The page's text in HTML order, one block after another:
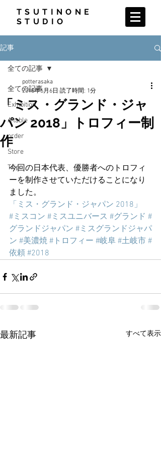
TSUTINONE
STUDIO
記事
全ての記事
Exhibition
A table
order
Store
Trip
全ての記事
「ミス・グランド・ジャ
パン 2018」トロフィー制
作
potterasaka
2018年6月6日 読了時間: 1分
今回の日本代表、優勝者へのトロフィ
ーを制作させていただけることになり
ました。
「ミス・グランド・ジャパン 2018」
#ミスコン #ミスユニバース #グランド #
グランドジャパン #ミスグランドジャパ
ン #美濃焼 #トロフィー #岐阜 #土岐市 #
依頼 #2018
最新記事 すべて表示